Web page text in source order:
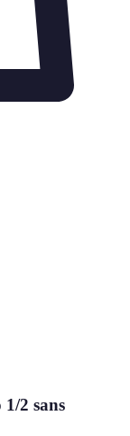
2 sans